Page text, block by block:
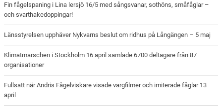
Fin fågelspaning i Lina lersjö 16/5 med sångsvanar, sothöns, småfåglar –
och svarthakedoppingar!
Länsstyrelsen upphäver Nykvarns beslut om ridhus på Långängen – 5 maj
Klimatmarschen i Stockholm 16 april samlade 6700 deltagare från 87
organisationer
Fullsatt när Andris Fågelviskare visade vargfilmer och imiterade fåglar 13
april